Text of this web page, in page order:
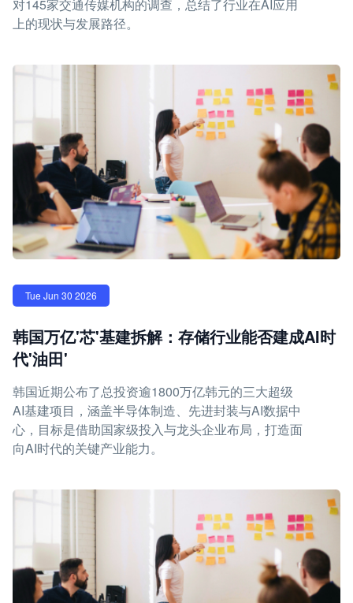
对145家交通传媒机构的调查，总结了行业在AI应用
上的现状与发展路径。
Tue Jun 30 2026
韩国万亿'芯'基建拆解：存储行业能否建成AI时
代'油田'
韩国近期公布了总投资逾1800万亿韩元的三大超级
AI基建项目，涵盖半导体制造、先进封装与AI数据中
心，目标是借助国家级投入与龙头企业布局，打造面
向AI时代的关键产业能力。